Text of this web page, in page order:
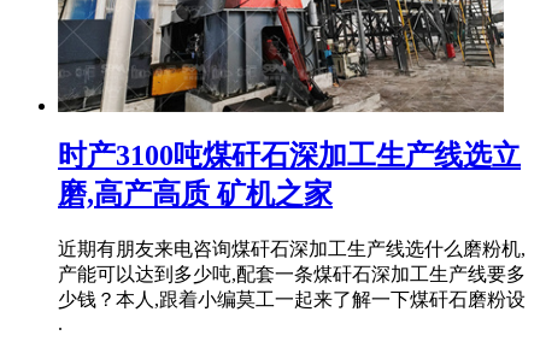
时产3100吨煤矸石深加工生产线选立
磨,高产高质 矿机之家
近期有朋友来电咨询煤矸石深加工生产线选什么磨粉机,
产能可以达到多少吨,配套一条煤矸石深加工生产线要多
少钱？本人,跟着小编莫工一起来了解一下煤矸石磨粉设
.